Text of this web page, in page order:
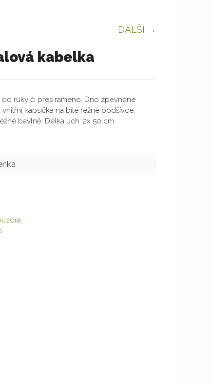
DALŠÍ →
kabelka
do ruky či přes rameno. Dno zpevněné
kapsička na bílé režné podšívce.
bavlně. Délka uch: 2x 50 cm